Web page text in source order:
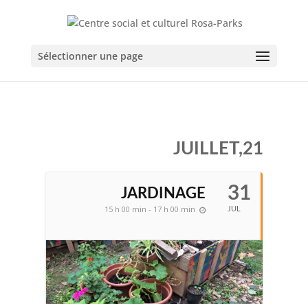
Sélectionner une page
JUILLET,21
31
JUL
JARDINAGE
15 h 00 min - 17 h 00 min